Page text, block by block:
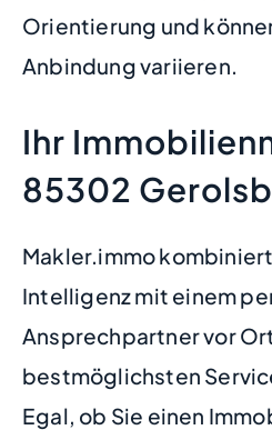
Orientierung und
Anbindung variieren.
Ihr
85302
Makler.immo
Intelligenz mit einem
Ansprechpartner vor
bestmöglichsten
Egal, ob Sie einen